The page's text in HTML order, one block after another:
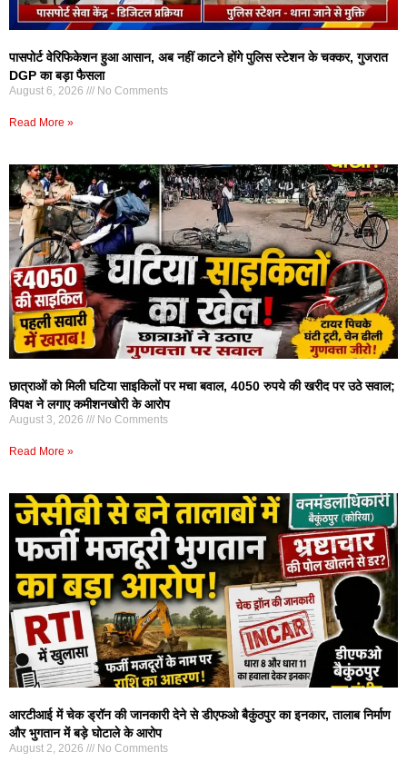
पासपोर्ट वेरिफिकेशन हुआ आसान, अब नहीं काटने होंगे पुलिस स्टेशन के चक्कर, गुजरात
DGP का बड़ा फैसला
August 6, 2026 No Comments
Read More »
छात्राओं को मिली घटिया साइकिलों पर मचा बवाल, 4050 रुपये की खरीद पर उठे सवाल;
विपक्ष ने लगाए कमीशनखोरी के आरोप
August 3, 2026 No Comments
Read More »
आरटीआई में चेक ड्रॉन की जानकारी देने से डीएफओ बैकुंठपुर का इनकार, तालाब निर्माण
और भुगतान में बड़े घोटाले के आरोप
August 2, 2026 No Comments